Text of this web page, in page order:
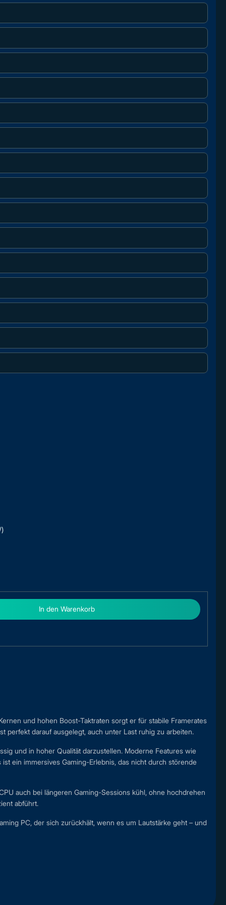
In den Warenkorb
und hohen Boost-Taktraten sorgt er für stabile Framerates
perfekt darauf ausgelegt, auch unter Last ruhig zu arbeiten.
und in hoher Qualität darzustellen. Moderne Features wie
ein immersives Gaming-Erlebnis, das nicht durch störende
auch bei längeren Gaming-Sessions kühl, ohne hochdrehen
abführt.
PC, der sich zurückhält, wenn es um Lautstärke geht – und